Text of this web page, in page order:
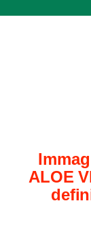
ALOE